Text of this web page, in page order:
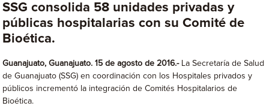
SSG consolida 58 unidades privadas y
públicas hospitalarias con su Comité de
Bioética.
Guanajuato, Guanajuato. 15 de agosto de 2016.- La Secretaría de Salud
de Guanajuato (SSG) en coordinación con los Hospitales privados y
públicos incrementó la integración de Comités Hospitalarios de
Bioética.